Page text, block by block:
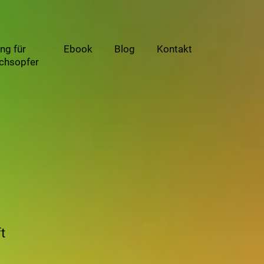
für
Ebook Blog Kontakt